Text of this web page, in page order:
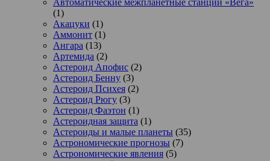
Автоматические межпланетные станции «Вега»
(1)
Акацуки (1)
Аммонит (1)
Ангара (13)
Артемида (2)
Астероид Апофис (2)
Астероид Бенну (3)
Астероид Психея (2)
Астероид Рюгу (3)
Астероид Фаэтон (1)
Астероидная защита (1)
Астероиды и малые планеты (35)
Астрономические прогнозы (7)
Астрономические явления (5)